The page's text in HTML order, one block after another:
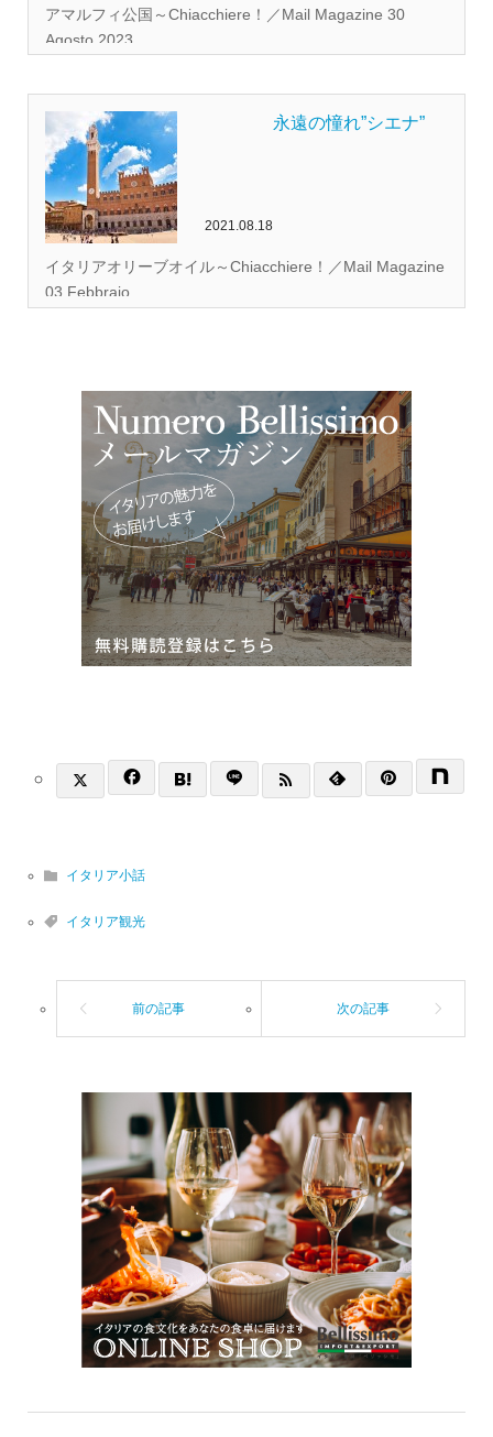
アマルフィ公国～Chiacchiere！／Mail Magazine 30
Agosto 2023 ...
2021.08.18
永遠の憧れ”シエナ”
イタリアオリーブオイル～Chiacchiere！／Mail Magazine
03 Febbraio...
イタリア小話
イタリア観光